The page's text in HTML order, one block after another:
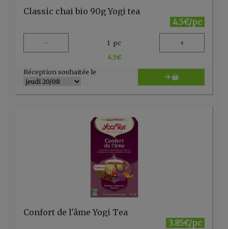
Classic chai bio 90g Yogi tea
4.5€/pc
- 1 pc +
4.5€
Réception souhaitée le
Confort de l'âme Yogi Tea
3.85€/pc